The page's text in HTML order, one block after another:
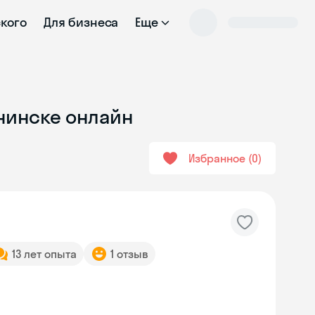
Для бизнеса Еще
онлайн
Избранное 0
13 лет опыта 1 отзыв